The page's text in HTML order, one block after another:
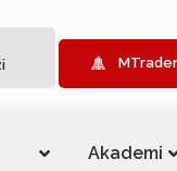
Akademi